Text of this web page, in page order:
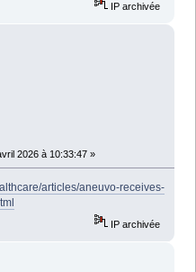
IP archivée
2026 à 10:33:47 »
articles/aneuvo-receives-
IP archivée